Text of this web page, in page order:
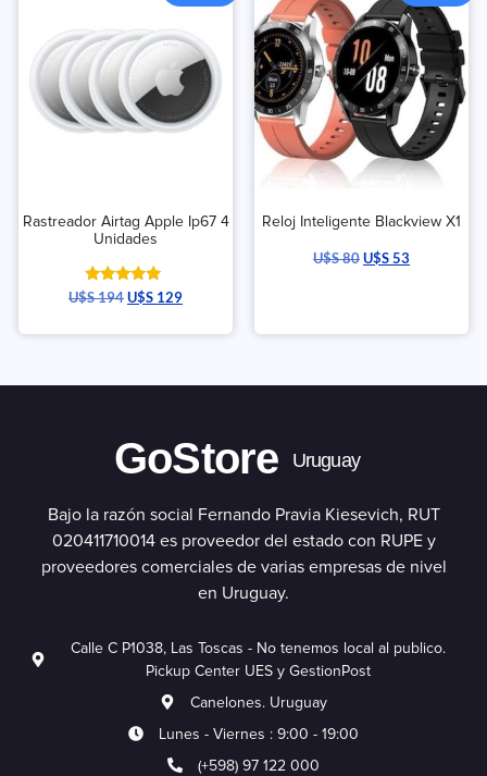
Rastreador Airtag Apple Ip67 4
Unidades
Valorado
con
de 5
U$S194U$S 129
Reloj Inteligente Blackview X1
U$S80U$S53
GoStore Uruguay
Bajo la razón social Fernando Pravia Kiesevich, RUT
020411710014 es proveedor del estado con RUPE y
proveedores comerciales de varias empresas de nivel
en Uruguay.
Calle C P1038, Las Toscas - No tenemos local al publico.
Pickup Center UES y GestionPost
Canelones. Uruguay
Lunes - Viernes : 9:00 - 19:00
(+598) 97 122 000